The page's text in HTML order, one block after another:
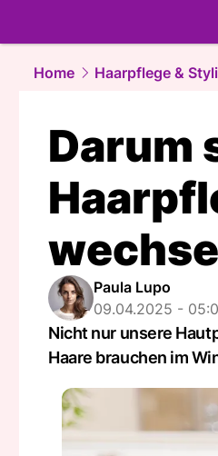
Home
Haarpflege &
Darum
Paula Lupo
09.04.2025 -
Nicht nur unsere
Haare brauchen im